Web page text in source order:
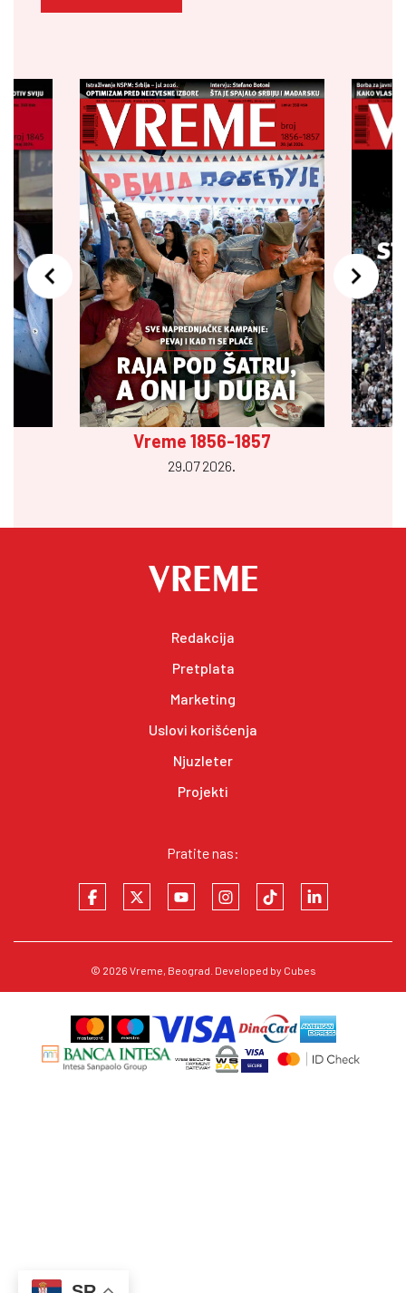
Vreme 1856-1857
29.07 2026.
Redakcija
Pretplata
Marketing
Uslovi korišćenja
Njuzleter
Projekti
Pratite nas:
© 2026 Vreme, Beograd. Developed by Cubes